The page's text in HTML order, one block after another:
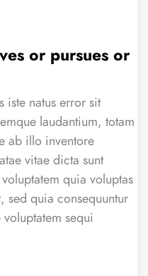
or pursues or
iste natus error sit
laudantium, totam
ab illo inventore
vitae dicta sunt
quia voluptas
sed quia consequuntur
sequi